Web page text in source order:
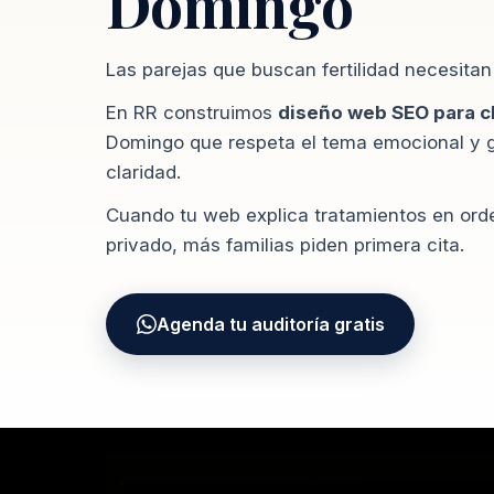
Las parejas que buscan fertilidad
En RR construimos diseño web SEO para
Domingo que respeta el tema emocional y
claridad.
Cuando tu web explica tratamientos en
privado, más familias piden primera cita.
Agenda tu auditoría gratis